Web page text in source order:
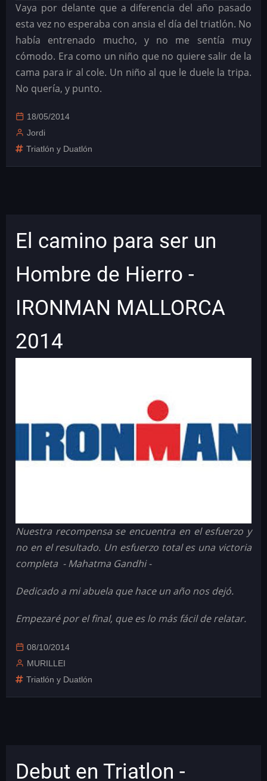
Vaya por delante que a diferencia del año pasado
esta vez no esperaba con ansia el día del triatlón. No
había entrenado mucho, y no me sentía muy
cómodo. Era como un niño que no quiere salir de la
cama para ir al cole. Un niño al que le duele la tripa.
No quería, y punto.
18/05/2014
Jordi
Triatlón y Duatlón
El camino para ser un
Hombre de Hierro -
IRONMAN MALLORCA
2014
Nuestra recompensa se encuentra en el esfuerzo y
no en el resultado. Un esfuerzo total es una victoria
completa - Mahatma Gandhi -
Dedicado a mi abuela que hace un año nos dejó.
Empezaré por el final, que es lo más fácil de relatar.
08/10/2014
MURILLEI
Triatlón y Duatlón
Debut en Triatlon -